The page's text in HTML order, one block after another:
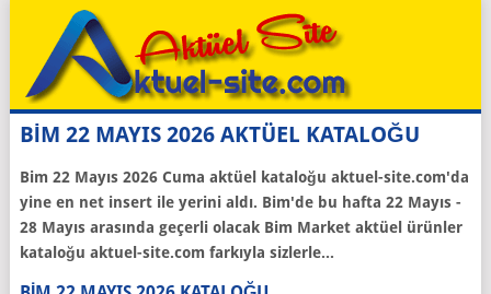
BİM 22 MAYIS 2026 AKTÜEL KATALOĞU
Bim 22 Mayıs 2026 Cuma aktüel kataloğu aktuel-site.com'da
yine en net insert ile yerini aldı. Bim'de bu hafta 22 Mayıs -
28 Mayıs arasında geçerli olacak Bim Market aktüel ürünler
kataloğu aktuel-site.com farkıyla sizlerle...